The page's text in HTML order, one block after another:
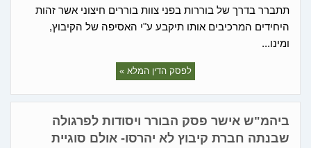
תתברר בדרך של בוררות בפני צוות בוררים חיצוני אשר זהות
היחידים המרכיבים אותו תיקבע ע"י האסיפה של הקיבוץ,
ומינו...
לפסק הדין המלא »
ביהמ"ש אישר פסק הבורר ויסודות לפרגולה
שבנתה חברת קיבוץ לא יהרסו- אולם סוגיית